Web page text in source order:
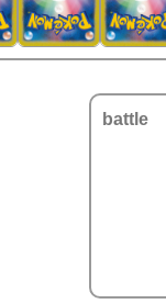
battle